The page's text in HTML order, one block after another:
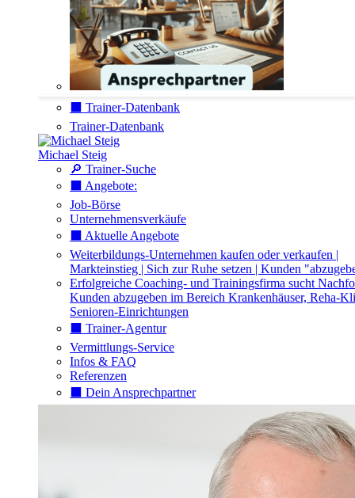
⬛️ Trainer-Datenbank
Trainer-Datenbank
Michael Steig
🔎 Trainer-Suche
⬛️ Angebote:
Job-Börse
Unternehmensverkäufe
⬛️ Aktuelle Angebote
Weiterbildungs-Unternehmen kaufen oder verkaufen |
Markteinstieg | Sich zur Ruhe setzen | Kunden
Erfolgreiche Coaching- und Trainingsfirma sucht
Kunden abzugeben im Bereich Krankenhäuser, Reha-
Senioren-Einrichtungen
⬛️ Trainer-Agentur
Vermittlungs-Service
Infos & FAQ
Referenzen
⬛️ Dein Ansprechpartner